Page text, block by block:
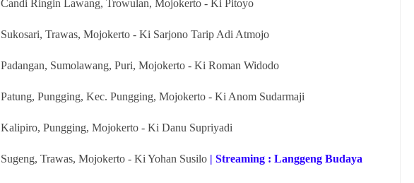
Candi Ringin Lawang, Trowulan, Mojokerto - Ki Pitoyo
Sukosari, Trawas, Mojokerto - Ki Sarjono Tarip Adi Atmojo
Padangan, Sumolawang, Puri, Mojokerto - Ki Roman Widodo
Patung, Pungging, Kec. Pungging, Mojokerto - Ki Anom Sudarmaji
Kalipiro, Pungging, Mojokerto - Ki Danu Supriyadi
Sugeng, Trawas, Mojokerto - Ki Yohan Susilo | Streaming : Langgeng Budaya